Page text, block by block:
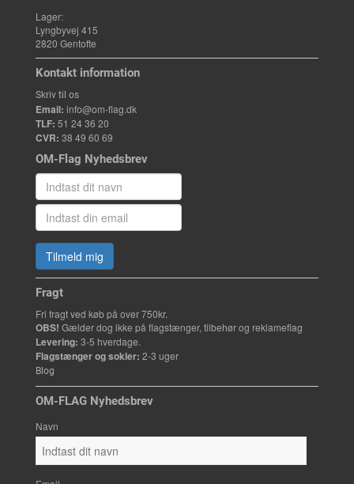
Lager:
Lyngbyvej 415
2820 Gentofte
Kontakt information
Skriv til os
Email: info@om-flag.dk
TLF: 51 24 36 20
CVR: 38 49 60 69
OM-Flag Nyhedsbrev
Tilmeld mig
Fragt
Fri fragt ved køb på over 750kr.
OBS! Gælder dog ikke på flagstænger, tilbehør og reklameflag
Levering: 3-5 hverdage.
Flagstænger og sokler: 2-3 uger
Blog
OM-FLAG Nyhedsbrev
Navn